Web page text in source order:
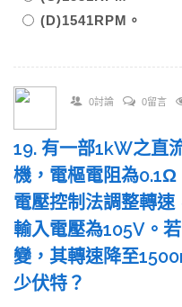
(D)1541RPM。
0討論 0留言
19. 有一部1kW之直
機，電樞電阻為0.1Ω
電壓控制法調整轉
輸入電壓為105V。
變，其轉速降至
少伏特？